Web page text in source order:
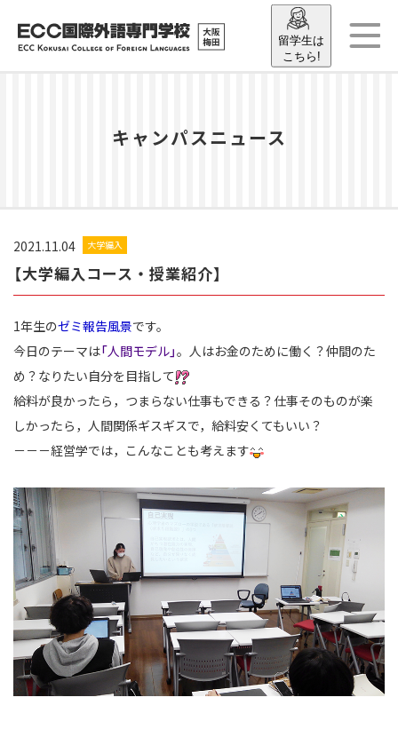
留学生は
こちら!
キャンパスニュース
2021.11.04 大学編入
【大学編入コース・授業紹介】
1年生のゼミ報告風景です。
今日のテーマは「人間モデル」。人はお金のために働く？仲間のた
め？なりたい自分を目指して
給料が良かったら，つまらない仕事もできる？仕事そのものが楽
しかったら，人間関係ギスギスで，給料安くてもいい？
－－－経営学では，こんなことも考えます